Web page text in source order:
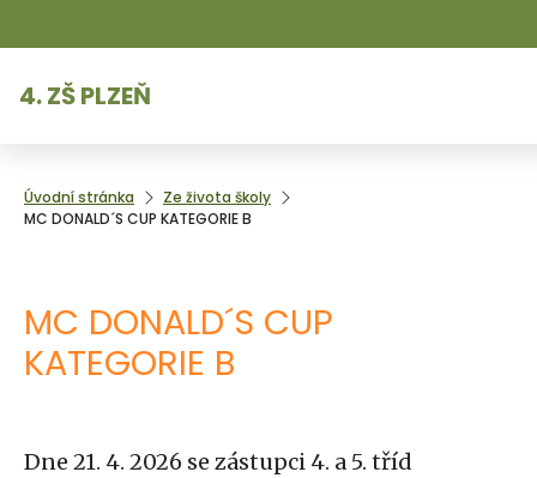
4. ZŠ PLZEŇ
Úvodní stránka
Ze života školy
MC DONALD´S CUP KATEGORIE B
MC DONALD´S CUP
KATEGORIE B
Dne 21. 4. 2026 se zástupci 4. a 5. tříd